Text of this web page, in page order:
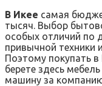
В Икее самая
тысяч. Выбор
особых отличий по
привычной техники
Поэтому покупать в
берете здесь
машину за